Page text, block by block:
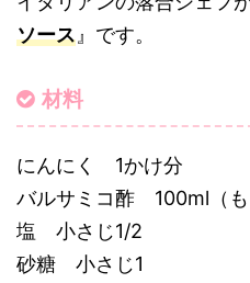
ソース 』です。
材料
にんにく 1かけ分
バルサミコ酢 100ml（も
塩 小さじ1/2
砂糖 小さじ1